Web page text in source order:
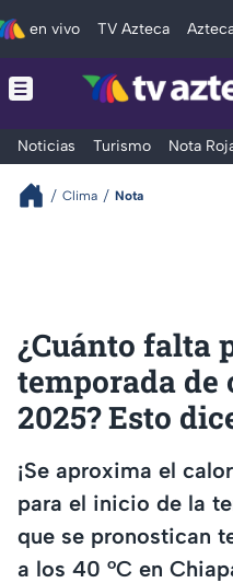
en vivo TV Azteca
Noticias Turismo Nota
Clima Nota
¿Cuánto falta
temporada de
2025? Esto
¡Se aproxima el
para el inicio de la
que se pronostican
a los 40 °C en